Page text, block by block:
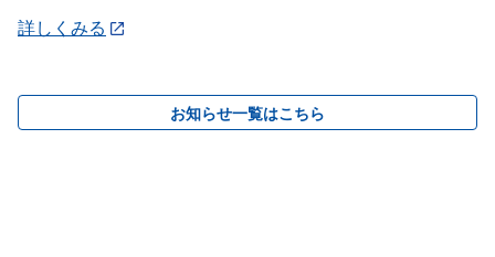
詳しくみる
お知らせ一覧はこちら